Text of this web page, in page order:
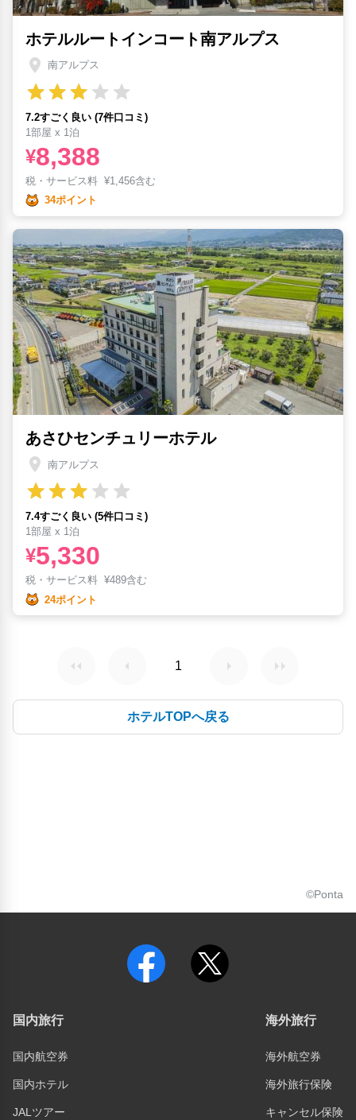
ホテルルートインコート南アルプス
南アルプス
7.2すごく良い (7件口コミ)
1部屋 x 1泊
¥8,388
税・サービス料 ¥1,456含む
34ポイント
あさひセンチュリーホテル
南アルプス
7.4すごく良い (5件口コミ)
1部屋 x 1泊
¥5,330
税・サービス料 ¥489含む
24ポイント
1
ホテルTOPへ戻る
©Ponta
国内旅行
国内航空券
国内ホテル
JALツアー
海外旅行
海外航空券
海外旅行保険
キャンセル保険